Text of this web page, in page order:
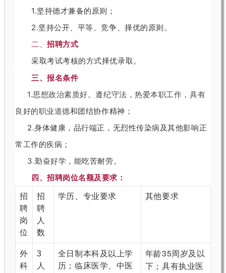
1.坚持德才兼备的原则 ；
2.坚持公开、 平等、竞争、择优的原则 。
二、招聘方式
采取考试考核的方式择优录取。
三、报名条件
1.思想政治素质好。遵纪守法 ，热爱本职工作 ， 具有
良好的职业道德和团结协作精神 ；
2.身体健 康 ， 品行端正 ， 无烈性传染病 及其他影响正
常 工作的疾病 ；
3.勤奋好学 ， 能吃苦耐劳。
四、招聘岗位名额及要求：
招
聘
岗
位
招
聘
人
数
学历、专业要求 其他要求
外
科
3
人
全日制本科及以上学
历；临床医学、中医
年龄35周岁及以
下；具有执业医